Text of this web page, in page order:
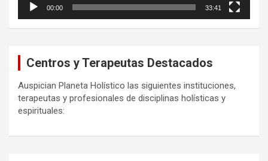
00:00 33:41
Centros y Terapeutas Destacados
Auspician Planeta Holístico las siguientes instituciones,
terapeutas y profesionales de disciplinas holísticas y
espirituales: